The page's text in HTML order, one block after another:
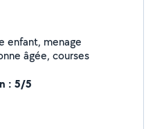
enfant, menage
âgée, courses
: 5/5